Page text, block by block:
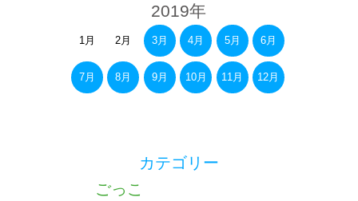
2019年
1月 2月 3月 4月 5月 6月
7月 8月 9月 10月 11月 12月
カテゴリー
ごっこ